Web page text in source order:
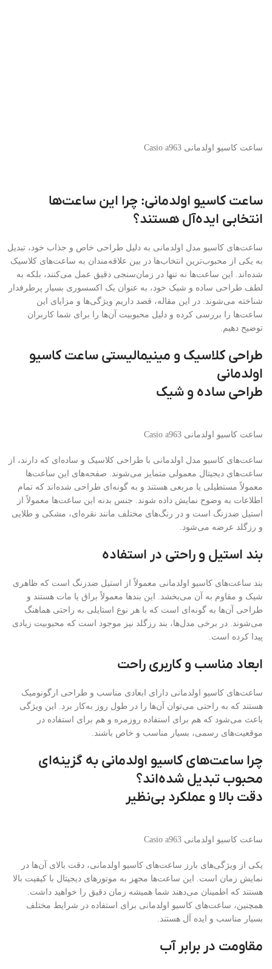
ساعت کاسیو اولدمانی Casio a963
ساعت کاسیو اولدمانی: چرا این ساعت‌ها
انتخابی ایده‌آل هستند؟
ساعت‌های کاسیو مدل اولدمانی به دلیل طراحی خاص و جذاب خود، تبدیل
به یکی از محبوب‌ترین انتخاب‌ها در بین علاقه‌مندان به ساعت‌های کلاسیک
شده‌اند. این ساعت‌ها نه تنها در زمان‌سنجی دقیق عمل می‌کنند، بلکه به
لطف طراحی ساده و شیک خود، به عنوان یک اکسسوری بسیار پرطرفدار
شناخته می‌شوند. در این مقاله، قصد داریم ویژگی‌ها و مزایای این
ساعت‌ها را بررسی کرده و دلیل محبوبیت آن‌ها را برای شما کاربران
توضیح دهیم.
طراحی کلاسیک و مینیمالیستی ساعت کاسیو
اولدمانی
طراحی ساده و شیک
ساعت کاسیو اولدمانی Casio a963
ساعت‌های کاسیو مدل اولدمانی با طراحی کلاسیک و ساده‌ای که دارند، از
ساعت‌های دیجیتال معمولی متمایز می‌شوند. صفحه‌های این ساعت‌ها
معمولاً مستطیلی یا مربعی هستند و به گونه‌ای طراحی شده‌اند که تمام
اطلاعات به وضوح نمایش داده شوند. جنس بدنه این ساعت‌ها معمولاً از
استیل ضدزنگ است و در رنگ‌های مختلف مانند نقره‌ای، مشکی و طلایی
و رزگلد عرضه می‌شود.
بند استیل و راحتی در استفاده
بند ساعت‌های کاسیو اولدمانی معمولاً از استیل ضدزنگ است که ظاهری
شیک و مقاوم به آن می‌بخشد. این بندها معمولاً براق یا مات هستند و
طراحی آن‌ها به گونه‌ای است که با هر نوع استایلی به راحتی هماهنگ
می‌شوند. در برخی مدل‌ها، بند رزگلد نیز موجود است که محبوبیت زیادی
پیدا کرده است.
ابعاد مناسب و کاربری راحت
ساعت‌های کاسیو اولدمانی دارای ابعادی مناسب و طراحی ارگونومیک
هستند که به راحتی می‌توان آن‌ها را در طول روز به‌کار برد. این ویژگی
باعث می‌شود که هم برای استفاده روزمره و هم برای استفاده در
موقعیت‌های رسمی، بسیار مناسب و خاص باشند.
چرا ساعت‌های کاسیو اولدمانی به گزینه‌ای
محبوب تبدیل شده‌اند؟
دقت بالا و عملکرد بی‌نظیر
ساعت کاسیو اولدمانی Casio a963
یکی از ویژگی‌های بارز ساعت‌های کاسیو اولدمانی، دقت بالای آن‌ها در
نمایش زمان است. این ساعت‌ها مجهز به موتورهای دیجیتال با کیفیت بالا
هستند که اطمینان می‌دهند شما همیشه زمان دقیق را خواهید داشت.
همچنین، ساعت‌های کاسیو اولدمانی برای استفاده در شرایط مختلف
بسیار مناسب و ایده آل هستند.
مقاومت در برابر آب